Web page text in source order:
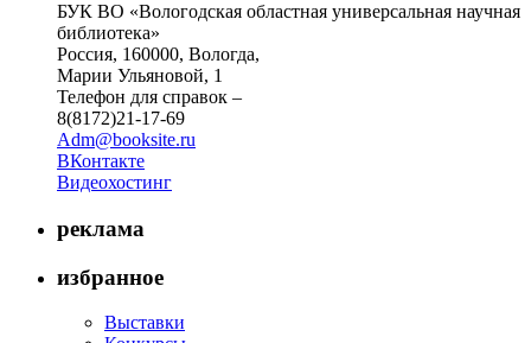
БУК ВО «Вологодская областная универсальная научная
библиотека»
Россия, 160000, Вологда,
Марии Ульяновой, 1
Телефон для справок –
8(8172)21-17-69
Adm@booksite.ru
ВКонтакте
Видеохостинг
реклама
избранное
Выставки